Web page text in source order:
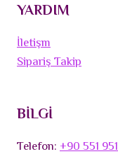
YARDIM
İletişm
Sipariş Takip
BİLGİ
Telefon:+90 551